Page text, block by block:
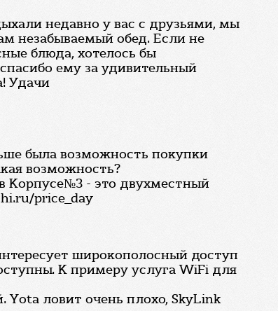
недавно у вас с друзьями, мы
незабываемый обед. Если не
блюда, хотелось бы
ему за удивительный
Удачи
была возможность покупки
возможность?
Корпусе№3 - это двухместный
price_day
широкополосный доступ
К примеру услуга WiFi для
Yota ловит очень плохо, SkyLink